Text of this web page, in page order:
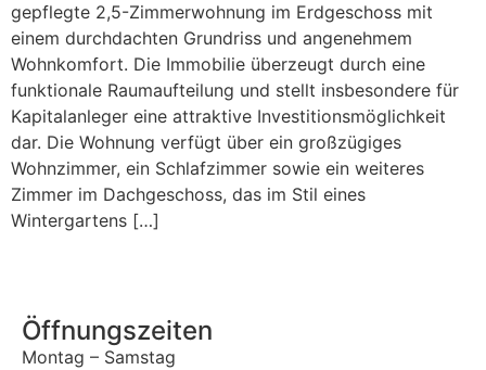
gepflegte 2,5-Zimmerwohnung im Erdgeschoss mit
einem durchdachten Grundriss und angenehmem
Wohnkomfort. Die Immobilie überzeugt durch eine
funktionale Raumaufteilung und stellt insbesondere für
Kapitalanleger eine attraktive Investitionsmöglichkeit
dar. Die Wohnung verfügt über ein großzügiges
Wohnzimmer, ein Schlafzimmer sowie ein weiteres
Zimmer im Dachgeschoss, das im Stil eines
Wintergartens […]
Öffnungszeiten
Montag – Samstag